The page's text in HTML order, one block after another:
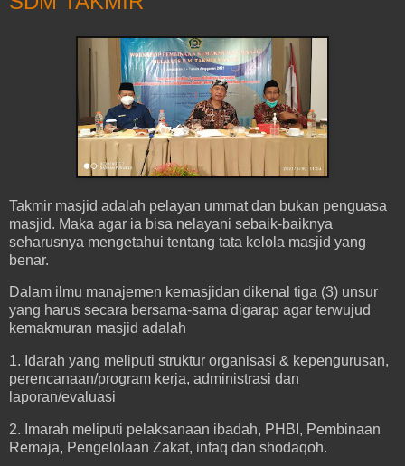
Takmir masjid adalah pelayan ummat dan bukan penguasa
masjid. Maka agar ia bisa nelayani sebaik-baiknya
seharusnya mengetahui tentang tata kelola masjid yang
benar.
Dalam ilmu manajemen kemasjidan dikenal tiga (3) unsur
yang harus secara bersama-sama digarap agar terwujud
kemakmuran masjid adalah
1. Idarah yang meliputi struktur organisasi & kepengurusan,
perencanaan/program kerja, administrasi dan
laporan/evaluasi
2. Imarah meliputi pelaksanaan ibadah, PHBI, Pembinaan
Remaja, Pengelolaan Zakat, infaq dan shodaqoh.